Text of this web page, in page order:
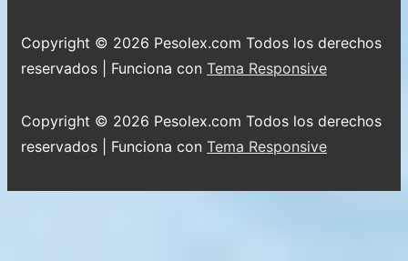
página
pie
de
página
Copyright © 2026 Pesolex.com Todos los derechos
reservados
| Funciona con Tema Responsive
Copyright © 2026 Pesolex.com Todos los derechos
reservados
| Funciona con Tema Responsive